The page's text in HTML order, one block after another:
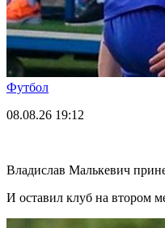
Футбол
08.08.26 19:12
Владислав Малькевич
И оставил клуб на втором